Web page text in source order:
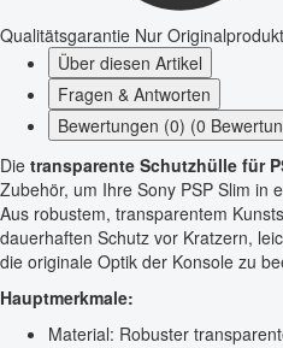
Qualitätsgarantie Nur
Über diesen Artikel
Fragen & Antworten
Bewertungen (0) (0
Die transparente Schutzhülle für
Zubehör, um Ihre Sony PSP Slim in
Aus robustem, transparentem
dauerhaften Schutz vor Kratzern,
die originale Optik der Konsole zu
Hauptmerkmale:
Material: Robuster